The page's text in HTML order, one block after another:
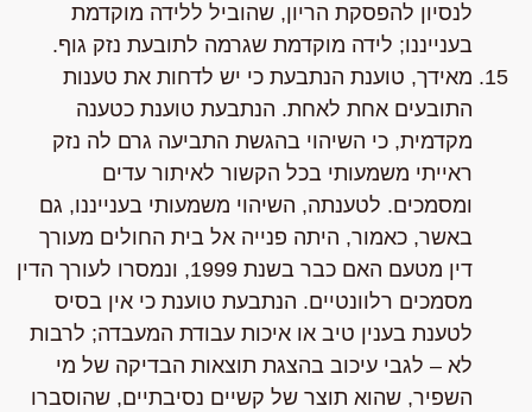
לנסיון להפסקת הריון, שהוביל ללידה מוקדמת
בענייננו; לידה מוקדמת שגרמה לתובעת נזק גוף.
מאידך, טוענת הנתבעת כי יש לדחות את טענות
התובעים אחת לאחת. הנתבעת טוענת כטענה
מקדמית, כי השיהוי בהגשת התביעה גרם לה נזק
ראייתי משמעותי בכל הקשור לאיתור עדים
ומסמכים. לטענתה, השיהוי משמעותי בענייננו, גם
באשר, כאמור, היתה פנייה אל בית החולים מעורך
דין מטעם האם כבר בשנת 1999, ונמסרו לעורך הדין
מסמכים רלוונטיים. הנתבעת טוענת כי אין בסיס
לטענת בענין טיב או איכות עבודת המעבדה; לרבות
לא – לגבי עיכוב בהצגת תוצאות הבדיקה של מי
השפיר, שהוא תוצר של קשיים נסיבתיים, שהוסברו